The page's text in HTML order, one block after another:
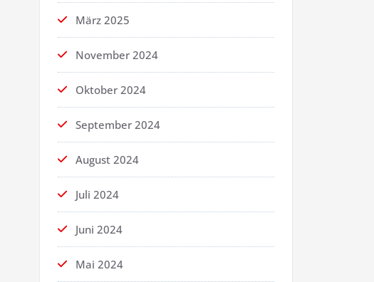
März 2025
November 2024
Oktober 2024
September 2024
August 2024
Juli 2024
Juni 2024
Mai 2024